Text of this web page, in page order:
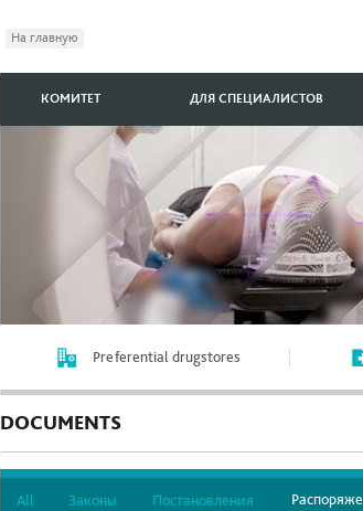
На главную
КОМИТЕТ ДЛЯ СПЕЦИАЛИСТОВ
Preferential drugstores
DOCUMENTS
All Законы Постановления